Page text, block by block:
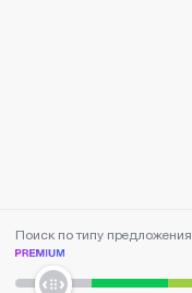
Поиск по типу предложения